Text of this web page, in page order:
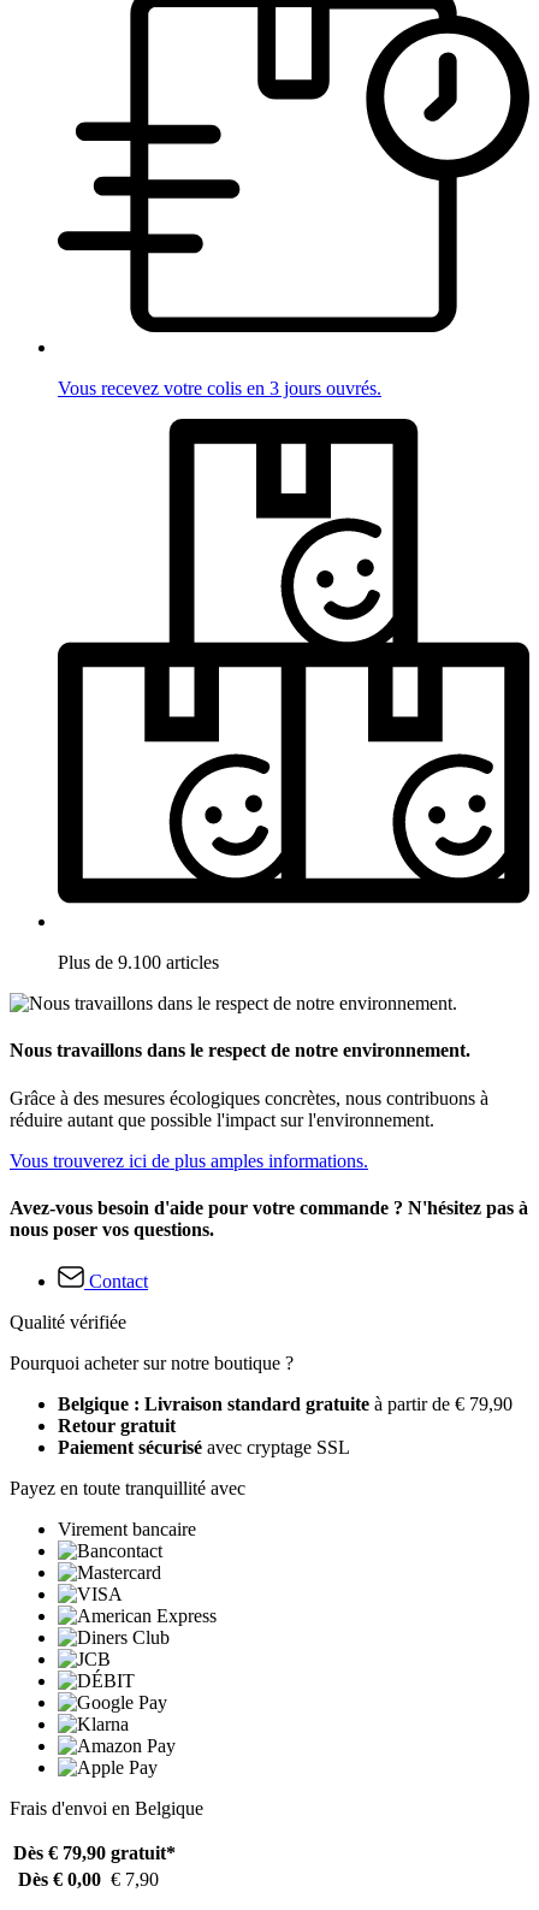
Vous recevez votre colis en 3 jours ouvrés.
Plus de 9.100 articles
Nous travaillons dans le respect de notre environnement.
Grâce à des mesures écologiques concrètes, nous contribuons à
réduire autant que possible l'impact sur l'environnement.
Vous trouverez ici de plus amples informations.
Avez-vous besoin d'aide pour votre commande ? N'hésitez pas à
nous poser vos questions.
Contact
Qualité vérifiée
Pourquoi acheter sur notre boutique ?
Belgique : Livraison standard gratuite à partir de € 79,90
Retour gratuit
Paiement sécurisé avec cryptage SSL
Payez en toute tranquillité avec
Virement bancaire
Frais d'envoi en Belgique
Dès € 79,90 gratuit*
Dès € 0,00 € 7,90